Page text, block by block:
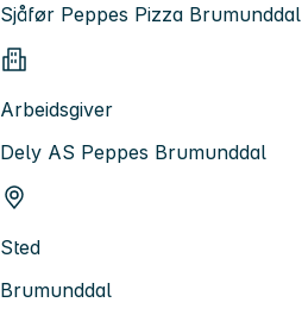
Sjåfør Peppes Pizza Brumunddal
Arbeidsgiver
Dely AS Peppes Brumunddal
Sted
Brumunddal